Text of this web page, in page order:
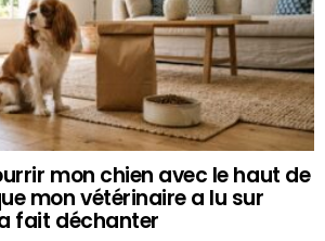
mon chien avec le haut de
mon vétérinaire a lu sur
fait déchanter